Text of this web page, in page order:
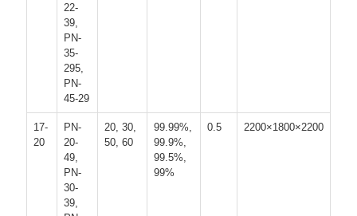
22-
39,
PN-
35-
295,
PN-
45-29
17-
20
PN-
20-
49,
PN-
30-
39,
20, 30,
50, 60
99.99%,
99.9%,
99.5%,
99%
0.5 2200×1800×2200